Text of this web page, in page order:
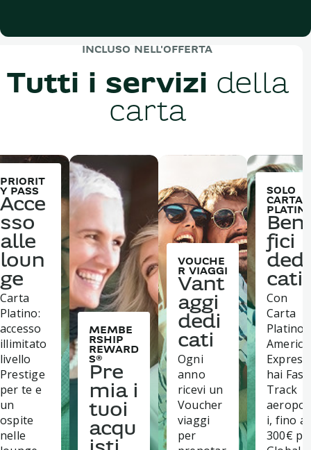
INCLUSO NELL'OFFERTA
Tutti i servizi della
carta
PRIORIT
Y PASS
Acce
sso
alle
loun
ge
Carta
Platino:
accesso
illimitato
livello
Prestige
per te e
un
ospite
nelle
MEMBE
RSHIP
REWARD
S®
Pre
mia i
tuoi
acqu
VOUCHE
R VIAGGI
Vant
aggi
dedi
cati
Ogni
anno
ricevi un
Voucher
viaggi
per
SOLO
CARTA
fici
dedi
cati
Con
Carta
Platino
hai Fast
Track
i, fino a
300€